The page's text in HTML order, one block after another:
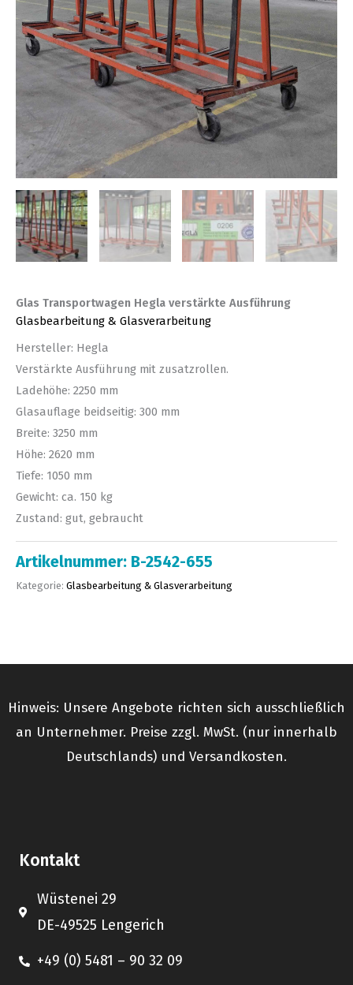
Glas Transportwagen Hegla verstärkte Ausführung
Glasbearbeitung & Glasverarbeitung
Hersteller: Hegla
Verstärkte Ausführung mit zusatzrollen.
Ladehöhe: 2250 mm
Glasauflage beidseitig: 300 mm
Breite: 3250 mm
Höhe: 2620 mm
Tiefe: 1050 mm
Gewicht: ca. 150 kg
Zustand: gut, gebraucht
Artikelnummer: B-2542-655
Kategorie: Glasbearbeitung & Glasverarbeitung
Hinweis: Unsere Angebote richten sich ausschließlich
an Unternehmer. Preise zzgl. MwSt. (nur innerhalb
Deutschlands) und Versandkosten.
Kontakt
Wüstenei 29
DE-49525 Lengerich
+49 (0) 5481 – 90 32 09